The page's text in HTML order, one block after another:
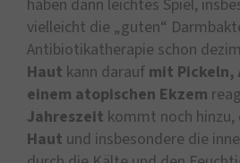
haben dann leichtes Spiel,
vielleicht die „guten“
Antibiotikatherapie schon
Haut kann darauf mit Pickeln,
einem atopischen Ekzem
Jahreszeit kommt noch hinzu,
Haut und insbesondere die